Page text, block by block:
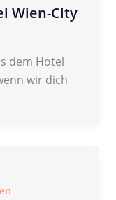
Wien-City
dem Hotel
wir dich